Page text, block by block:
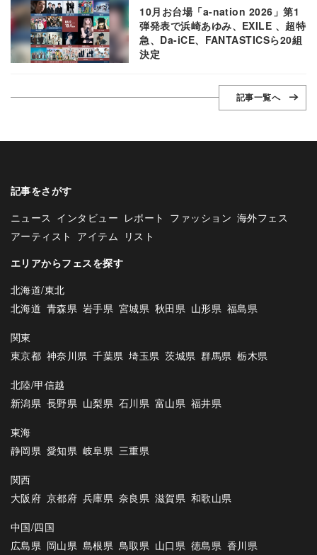
10月お台場「a-nation 2026」第1
弾発表で浜崎あゆみ、EXILE 、超特
急、Da-iCE、FANTASTICSら20組
決定
記事一覧へ
記事をさがす
ニュース インタビュー レポート ファッション 海外フェス
アーティスト アイテム リスト
エリアからフェスを探す
北海道/東北
北海道 青森県 岩手県 宮城県 秋田県 山形県 福島県
関東
東京都 神奈川県 千葉県 埼玉県 茨城県 群馬県 栃木県
北陸/甲信越
新潟県 長野県 山梨県 石川県 富山県 福井県
東海
静岡県 愛知県 岐阜県 三重県
関西
大阪府 京都府 兵庫県 奈良県 滋賀県 和歌山県
中国/四国
広島県 岡山県 島根県 鳥取県 山口県 徳島県 香川県